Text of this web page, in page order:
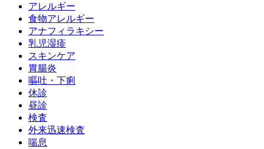
アレルギー
食物アレルギー
アナフィラキシー
乳児湿疹
スキンケア
胃腸炎
嘔吐・下痢
休診
昼診
検査
外来迅速検査
喘息